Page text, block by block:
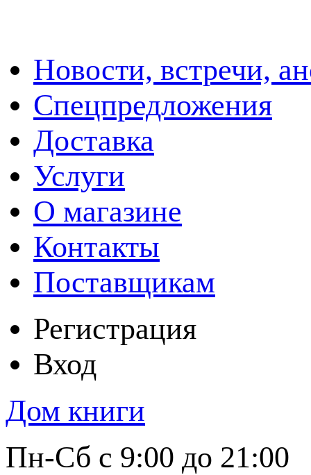
Новости, встречи,
Спецпредложения
Доставка
Услуги
О магазине
Контакты
Поставщикам
Регистрация
Вход
Дом книги
Пн-Сб с 9:00 до 21:00